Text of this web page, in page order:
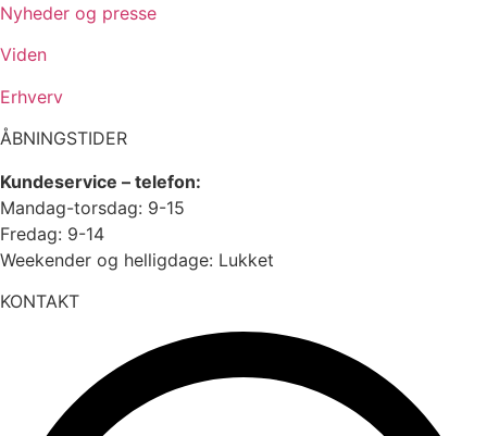
Nyheder og presse
Viden
Erhverv
ÅBNINGSTIDER
Kundeservice – telefon:
Mandag-torsdag: 9-15
Fredag: 9-14
Weekender og helligdage: Lukket
KONTAKT